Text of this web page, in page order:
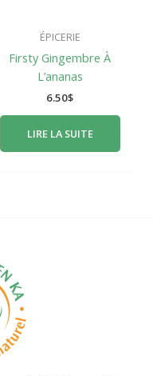
ÉPICERIE
Firsty Gingembre À
L’ananas
6.50$
LIRE LA SUITE